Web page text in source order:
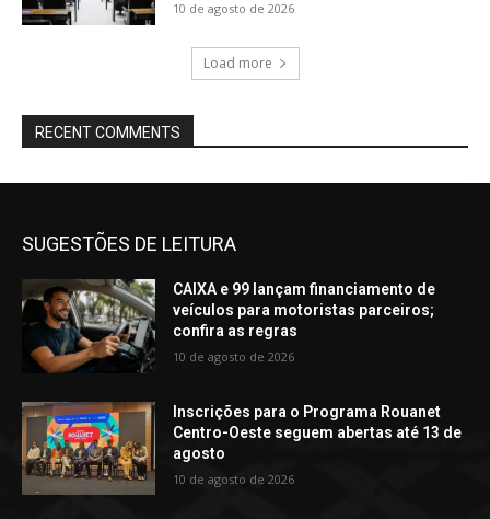
10 de agosto de 2026
Load more
RECENT COMMENTS
SUGESTÕES DE LEITURA
CAIXA e 99 lançam financiamento de
veículos para motoristas parceiros;
confira as regras
10 de agosto de 2026
Inscrições para o Programa Rouanet
Centro-Oeste seguem abertas até 13 de
agosto
10 de agosto de 2026